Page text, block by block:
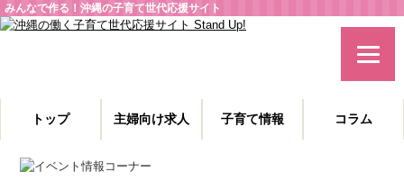
みんなで作る！沖縄の子育て世代応援サイト
主婦特化型の求人情報と、子育てや教育に役立つコラムを発信。
沖縄の子育て世代、働くママを応援します！
トップ 主婦向け求人 子育て情報 コラム